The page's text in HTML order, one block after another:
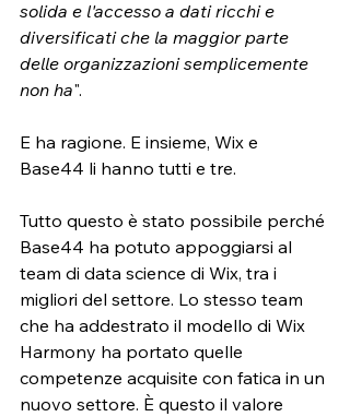
solida e l'accesso a dati ricchi e
diversificati che la maggior parte
delle organizzazioni semplicemente
non ha".
E ha ragione. E insieme, Wix e
Base44 li hanno tutti e tre.
Tutto questo è stato possibile perché
Base44 ha potuto appoggiarsi al
team di data science di Wix, tra i
migliori del settore. Lo stesso team
che ha addestrato il modello di Wix
Harmony ha portato quelle
competenze acquisite con fatica in un
nuovo settore. È questo il valore